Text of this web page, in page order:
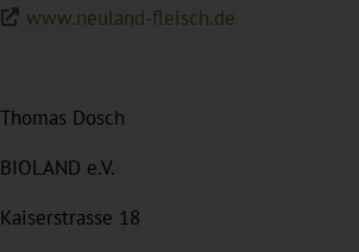
www.neuland-fleisch.de
Thomas Dosch
BIOLAND e.V.
Kaiserstrasse 18